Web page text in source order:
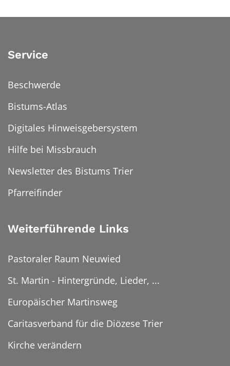
Service
Beschwerde
Bistums-Atlas
Digitales Hinweisgebersystem
Hilfe bei Missbrauch
Newsletter des Bistums Trier
Pfarreifinder
Weiterführende Links
Pastoraler Raum Neuwied
St. Martin - Hintergründe, Lieder, ...
Europäischer Martinsweg
Caritasverband für die Diözese Trier
Kirche verändern